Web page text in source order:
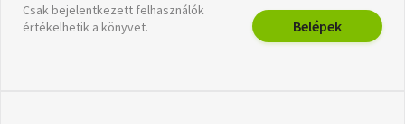
Csak bejelentkezett felhasználók
értékelhetik a könyvet.
Belépek